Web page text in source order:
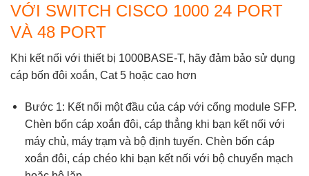
VỚI SWITCH CISCO 1000 24 PORT
VÀ 48 PORT
Khi kết nối với thiết bị 1000BASE-T, hãy đảm bảo sử dụng
cáp bốn đôi xoắn, Cat 5 hoặc cao hơn
Bước 1: Kết nối một đầu của cáp với cổng module SFP.
Chèn bốn cáp xoắn đôi, cáp thẳng khi bạn kết nối với
máy chủ, máy trạm và bộ định tuyến. Chèn bốn cáp
xoắn đôi, cáp chéo khi bạn kết nối với bộ chuyển mạch